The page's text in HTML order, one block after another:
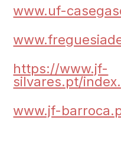
www.uf-
https://www.jf-
silvares.pt/
www.jf-